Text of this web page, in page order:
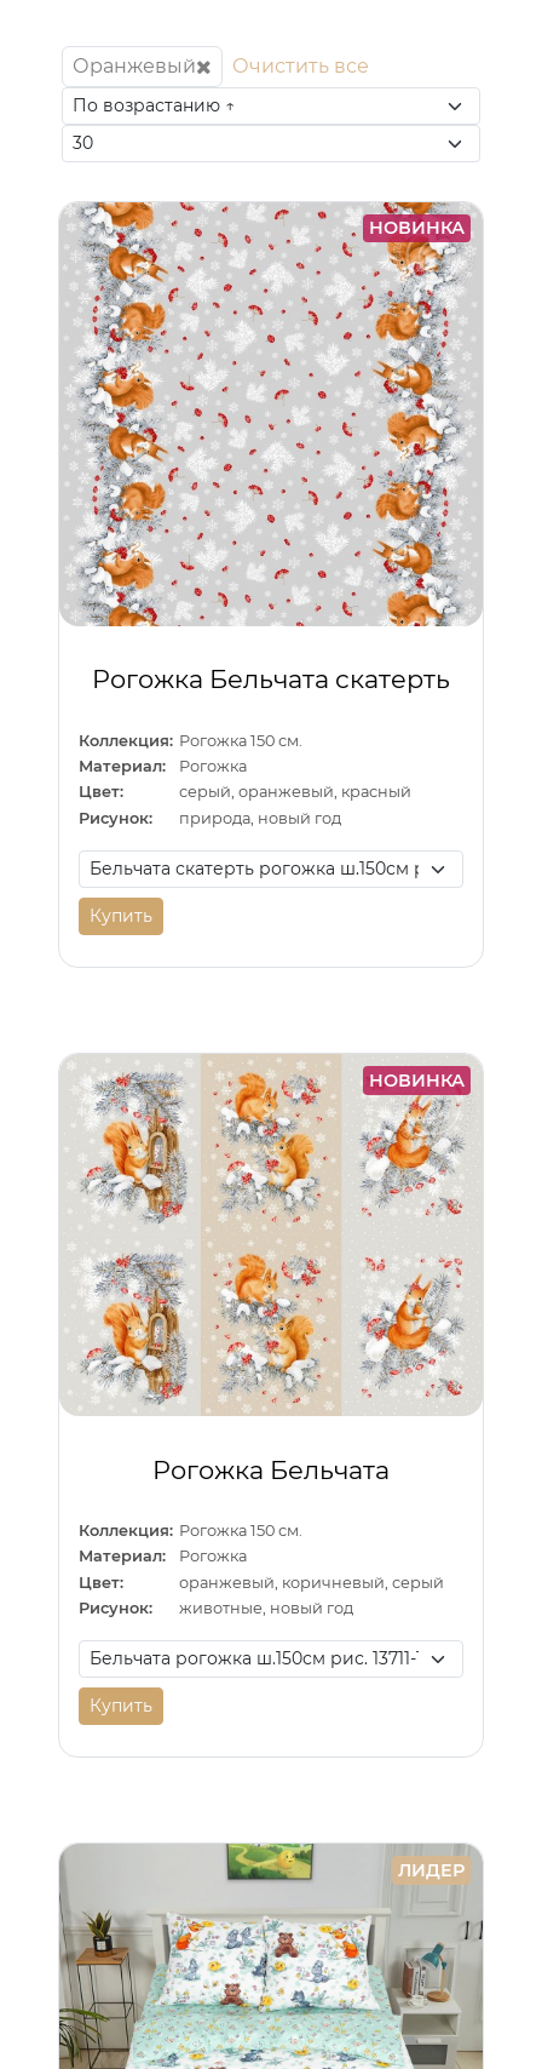
Оранжевый Очистить все
НОВИНКА
Рогожка Бельчата скатерть
Коллекция: Рогожка 150 см.
Материал:
Рогожка
Цвет:
серый, оранжевый, красный
Рисунок:
природа, новый год
Купить
НОВИНКА
Рогожка Бельчата
Коллекция: Рогожка 150 см.
Материал:
Рогожка
Цвет:
оранжевый, коричневый, серый
Рисунок:
животные, новый год
Купить
ЛИДЕР